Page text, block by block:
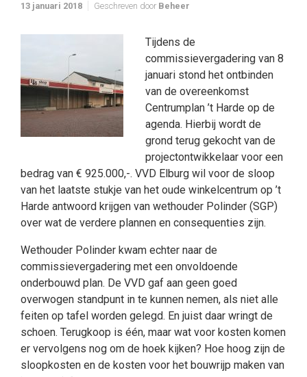
13 januari 2018 Geschreven door Beheer
Tijdens de
commissievergadering van 8
januari stond het ontbinden
van de overeenkomst
Centrumplan ’t Harde op de
agenda. Hierbij wordt de
grond terug gekocht van de
projectontwikkelaar voor een
bedrag van € 925.000,-. VVD Elburg wil voor de sloop
van het laatste stukje van het oude winkelcentrum op ’t
Harde antwoord krijgen van wethouder Polinder (SGP)
over wat de verdere plannen en consequenties zijn.
Wethouder Polinder kwam echter naar de
commissievergadering met een onvoldoende
onderbouwd plan. De VVD gaf aan geen goed
overwogen standpunt in te kunnen nemen, als niet alle
feiten op tafel worden gelegd. En juist daar wringt de
schoen. Terugkoop is één, maar wat voor kosten komen
er vervolgens nog om de hoek kijken? Hoe hoog zijn de
sloopkosten en de kosten voor het bouwrijp maken van